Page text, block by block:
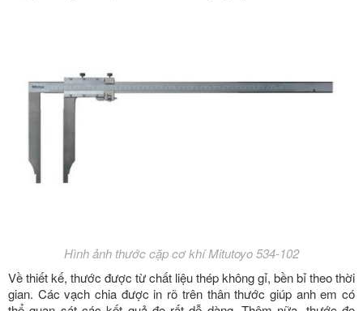
Hình ảnh thước cặp cơ khí Mitutoyo 534-102
Về thiết kế, thước được từ chất liệu thép không gỉ, bền bỉ theo thời
gian. Các vạch chia được in rõ trên thân thước giúp anh em có